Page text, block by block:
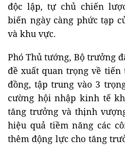
độc lập, tự chủ chiến
biến ngày càng phức tạp
và khu vực.
Phó Thủ tướng, Bộ trưởng
đề xuất quan trọng về
đồng, tập trung vào 3
cường hội nhập kinh tế
tăng trưởng và thịnh
hiệu quả tiềm năng các
thêm động lực cho tăng